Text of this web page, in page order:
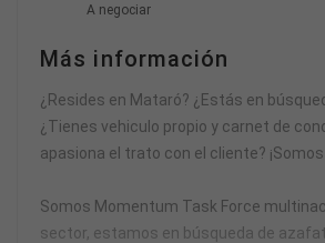
A negociar
Más información
¿Resides en Mataró? ¿Estás en
¿Tienes vehiculo propio y carnet de
apasiona el trato con el cliente?
Somos Momentum Task Force
sector, estamos en búsqueda de